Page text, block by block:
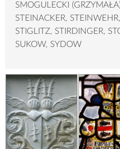
SMOGULECKI
STEINACKER,
STIGLITZ, STIRDINGER,
SUKOW, SYDOW